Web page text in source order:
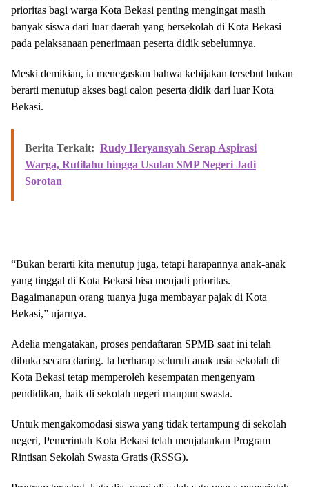
prioritas bagi warga Kota Bekasi penting mengingat masih
banyak siswa dari luar daerah yang bersekolah di Kota Bekasi
pada pelaksanaan penerimaan peserta didik sebelumnya.
Meski demikian, ia menegaskan bahwa kebijakan tersebut bukan
berarti menutup akses bagi calon peserta didik dari luar Kota
Bekasi.
Berita Terkait: Rudy Heryansyah Serap Aspirasi
Warga, Rutilahu hingga Usulan SMP Negeri Jadi
Sorotan
“Bukan berarti kita menutup juga, tetapi harapannya anak-anak
yang tinggal di Kota Bekasi bisa menjadi prioritas.
Bagaimanapun orang tuanya juga membayar pajak di Kota
Bekasi,” ujarnya.
Adelia mengatakan, proses pendaftaran SPMB saat ini telah
dibuka secara daring. Ia berharap seluruh anak usia sekolah di
Kota Bekasi tetap memperoleh kesempatan mengenyam
pendidikan, baik di sekolah negeri maupun swasta.
Untuk mengakomodasi siswa yang tidak tertampung di sekolah
negeri, Pemerintah Kota Bekasi telah menjalankan Program
Rintisan Sekolah Swasta Gratis (RSSG).